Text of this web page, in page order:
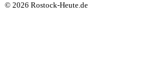
© 2026 Rostock-Heute.de